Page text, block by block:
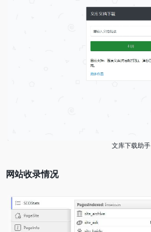
文库下载助手
网站收录情况